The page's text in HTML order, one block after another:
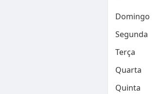
Domingo
Segunda
Terça
Quarta
Quinta